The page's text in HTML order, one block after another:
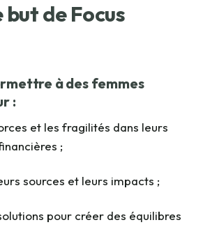
but de Focus
à des femmes
:
et les fragilités dans leurs
;
sources et leurs impacts ;
pour créer des équilibres